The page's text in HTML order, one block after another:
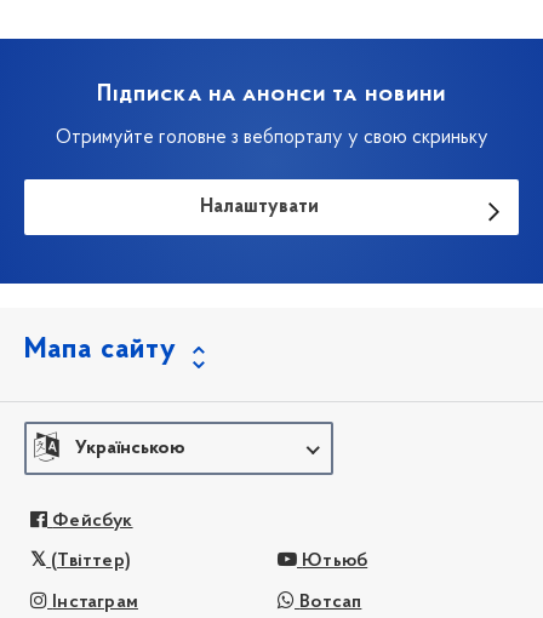
Підписка на анонси та новини
Отримуйте головне з вебпорталу у свою скриньку
Налаштувати
Мапа сайту
Українською
Фейсбук
(Твіттер) Ютьюб
Інстаграм Вотсап